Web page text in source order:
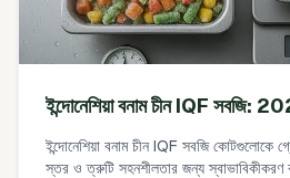
ইন্দোনেশিয়া বনাম চীন IQF সবজি:
ইন্দোনেশিয়া বনাম চীন IQF সবজি কোটগুলোকে
স্তর ও ত্রুটি সহনশীলতার জন্য স্বাভাবিকীকরণ